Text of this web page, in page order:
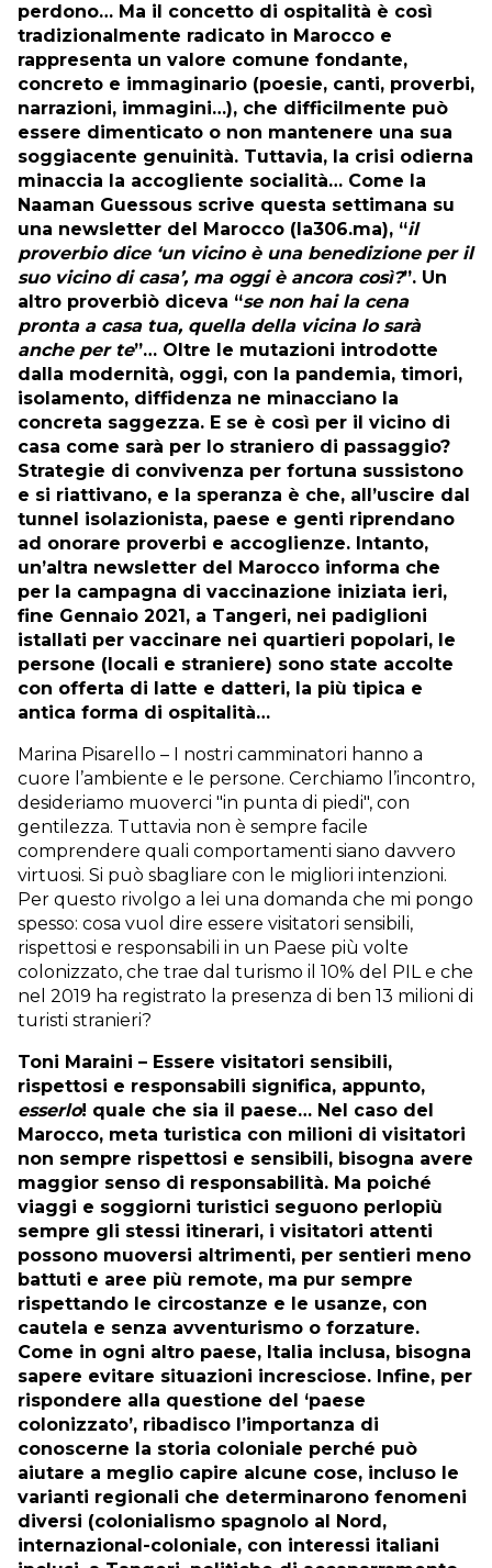
perdono… Ma il concetto di ospitalità è così
tradizionalmente radicato in Marocco e
rappresenta un valore comune fondante,
concreto e immaginario (poesie, canti, proverbi,
narrazioni, immagini…), che difficilmente può
essere dimenticato o non mantenere una sua
soggiacente genuinità. Tuttavia, la crisi odierna
minaccia la accogliente socialità… Come la
Naaman Guessous scrive questa settimana su
una newsletter del Marocco (la306.ma), “il
proverbio dice ‘un vicino è una benedizione per il
suo vicino di casa’, ma oggi è ancora così?”. Un
altro proverbiò diceva “se non hai la cena
pronta a casa tua, quella della vicina lo sarà
anche per te”… Oltre le mutazioni introdotte
dalla modernità, oggi, con la pandemia, timori,
isolamento, diffidenza ne minacciano la
concreta saggezza. E se è così per il vicino di
casa come sarà per lo straniero di passaggio?
Strategie di convivenza per fortuna sussistono
e si riattivano, e la speranza è che, all’uscire dal
tunnel isolazionista, paese e genti riprendano
ad onorare proverbi e accoglienze. Intanto,
un’altra newsletter del Marocco informa che
per la campagna di vaccinazione iniziata ieri,
fine Gennaio 2021, a Tangeri, nei padiglioni
istallati per vaccinare nei quartieri popolari, le
persone (locali e straniere) sono state accolte
con offerta di latte e datteri, la più tipica e
antica forma di ospitalità…
Marina Pisarello – I nostri camminatori hanno a
cuore l’ambiente e le persone. Cerchiamo l’incontro,
desideriamo muoverci "in punta di piedi", con
gentilezza. Tuttavia non è sempre facile
comprendere quali comportamenti siano davvero
virtuosi. Si può sbagliare con le migliori intenzioni.
Per questo rivolgo a lei una domanda che mi pongo
spesso: cosa vuol dire essere visitatori sensibili,
rispettosi e responsabili in un Paese più volte
colonizzato, che trae dal turismo il 10% del PIL e che
nel 2019 ha registrato la presenza di ben 13 milioni di
turisti stranieri?
Toni Maraini – Essere visitatori sensibili,
rispettosi e responsabili significa, appunto,
esserlo! quale che sia il paese… Nel caso del
Marocco, meta turistica con milioni di visitatori
non sempre rispettosi e sensibili, bisogna avere
maggior senso di responsabilità. Ma poiché
viaggi e soggiorni turistici seguono perlopiù
sempre gli stessi itinerari, i visitatori attenti
possono muoversi altrimenti, per sentieri meno
battuti e aree più remote, ma pur sempre
rispettando le circostanze e le usanze, con
cautela e senza avventurismo o forzature.
Come in ogni altro paese, Italia inclusa, bisogna
sapere evitare situazioni incresciose. Infine, per
rispondere alla questione del ‘paese
colonizzato’, ribadisco l’importanza di
conoscerne la storia coloniale perché può
aiutare a meglio capire alcune cose, incluso le
varianti regionali che determinarono fenomeni
diversi (colonialismo spagnolo al Nord,
internazional-coloniale, con interessi italiani